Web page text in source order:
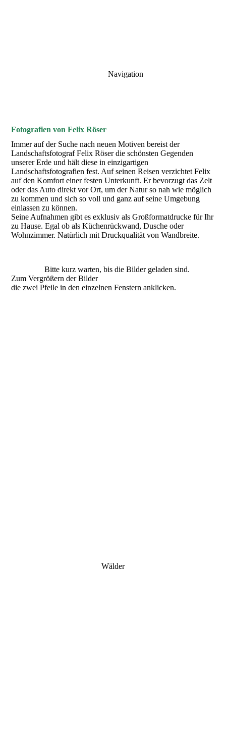
Navigation
Fotografien von Felix Röser
Immer auf der Suche nach neuen Motiven bereist der
Landschaftsfotograf Felix Röser die schönsten Gegenden
unserer Erde und hält diese in einzigartigen
Landschaftsfotografien fest. Auf seinen Reisen verzichtet Felix
auf den Komfort einer festen Unterkunft. Er bevorzugt das Zelt
oder das Auto direkt vor Ort, um der Natur so nah wie möglich
zu kommen und sich so voll und ganz auf seine Umgebung
einlassen zu können.
Seine Aufnahmen gibt es exklusiv als Großformatdrucke für Ihr
zu Hause. Egal ob als Küchenrückwand, Dusche oder
Wohnzimmer. Natürlich mit Druckqualität von Wandbreite.
Bitte kurz warten, bis die Bilder geladen sind.
Zum Vergrößern der Bilder
die zwei Pfeile in den einzelnen Fenstern anklicken.
Wälder